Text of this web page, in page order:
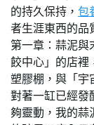
的持久保持， 包
者生涯東西的品
第一章：蒜泥與
餃中心」的店裡
塑膠棚，與「宇
對著一缸已經發
夠靈動，我的蒜